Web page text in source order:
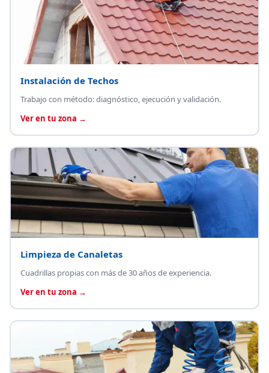
Instalación de Techos
Trabajo con método: diagnóstico, ejecución y validación.
Ver en tu zona →
Limpieza de Canaletas
Cuadrillas propias con más de 30 años de experiencia.
Ver en tu zona →